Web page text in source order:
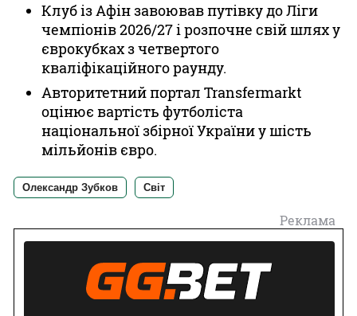
Клуб із Афін завоював путівку до Ліги
чемпіонів 2026/27 і розпочне свій шлях у
єврокубках з четвертого
кваліфікаційного раунду.
Авторитетний портал Transfermarkt
оцінює вартість футболіста
національної збірної України у шість
мільйонів євро.
Олександр Зубков Світ
Реклама